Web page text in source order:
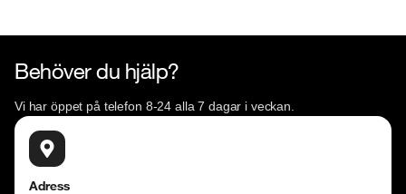
Behöver du hjälp?
Vi har öppet på telefon 8-24 alla 7 dagar i veckan.
Adress